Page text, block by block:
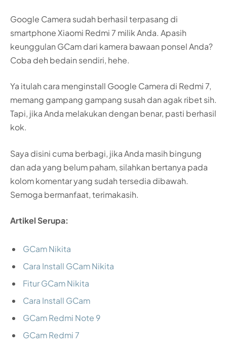
Google Camera sudah berhasil terpasang di
smartphone Xiaomi Redmi 7 milik Anda. Apasih
keunggulan GCam dari kamera bawaan ponsel Anda?
Coba deh bedain sendiri, hehe.
Ya itulah cara menginstall Google Camera di Redmi 7,
memang gampang gampang susah dan agak ribet sih.
Tapi, jika Anda melakukan dengan benar, pasti berhasil
kok.
Saya disini cuma berbagi, jika Anda masih bingung
dan ada yang belum paham, silahkan bertanya pada
kolom komentar yang sudah tersedia dibawah.
Semoga bermanfaat, terimakasih.
Artikel Serupa:
GCam Nikita
Cara Install GCam Nikita
Fitur GCam Nikita
Cara Install GCam
GCam Redmi Note 9
GCam Redmi 7